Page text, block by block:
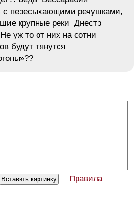
с пересыхающими речушками,
крупные реки Днестр
уж то от них на сотни
будут тянутся
Правила